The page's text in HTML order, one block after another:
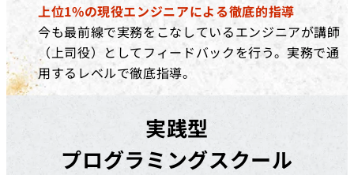
上位1%の現役エンジニアによる徹底的指導
今も最前線で実務をこなしているエンジニアが講師
（上司役）としてフィードバックを行う。実務で通
用するレベルで徹底指導。
実践型
プログラミングスクール